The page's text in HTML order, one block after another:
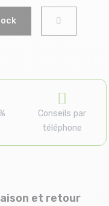
Conseils par
téléphone
et retour